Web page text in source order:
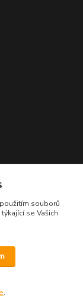
souborů
se Vašich
.